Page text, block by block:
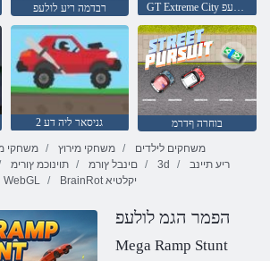
רבדמה ריע לולעפ GT Extreme City תוינוכמ ילולעפ
2 גניסאר ליה דע
בוחרה ףדרמ
משחקי משחקי מירוץ
משחקים לילדים
תוינוכמ ץורימ םינבל ץורמ 3d
ריע תיינב
WebGL BrainRot יקלטיא
הפמר הגמ לולעפ
Mega Ramp Stunt